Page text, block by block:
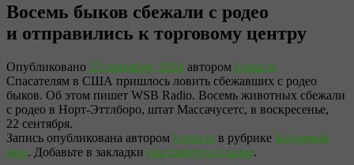
Восемь быков сбежали с родео
и отправились к торговому центру
Опубликовано 25 сентября, 2024 автором Lenta.ru
Спасателям в США пришлось ловить сбежавших с родео
быков. Об этом пишет WSB Radio. Восемь животных сбежали
с родео в Норт-Эттлборо, штат Массачусетс, в воскресенье,
22 сентября.
Запись опубликована автором Lenta.ru в рубрике Безумный
мир. Добавьте в закладки постоянную ссылку.